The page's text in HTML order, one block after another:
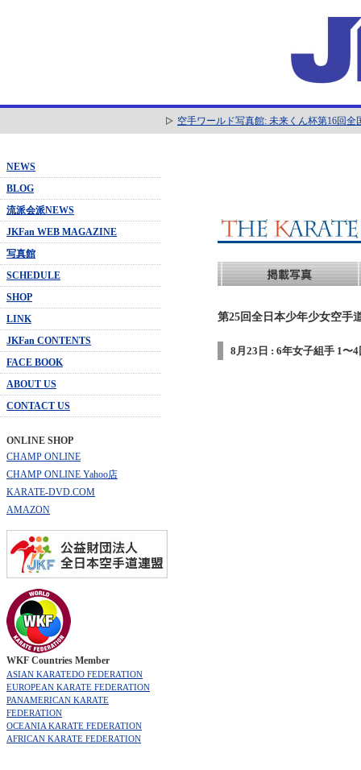
空手ワールド写真館: 未来くん杯第16回
NEWS
BLOG
流派会派NEWS
JKFan WEB MAGAZINE
写真館
SCHEDULE
SHOP
LINK
JKFan CONTENTS
FACE BOOK
ABOUT US
CONTACT US
ONLINE SHOP
CHAMP ONLINE
CHAMP ONLINE Yahoo店
KARATE-DVD.COM
AMAZON
WKF Countries Member
ASIAN KARATEDO FEDERATION
EUROPEAN KARATE FEDERATION
PANAMERICAN KARATE
FEDERATION
OCEANIA KARATE FEDERATION
AFRICAN KARATE FEDERATION
第25回全日本少年少女空手
8月23日 : 6年女子組手 1〜